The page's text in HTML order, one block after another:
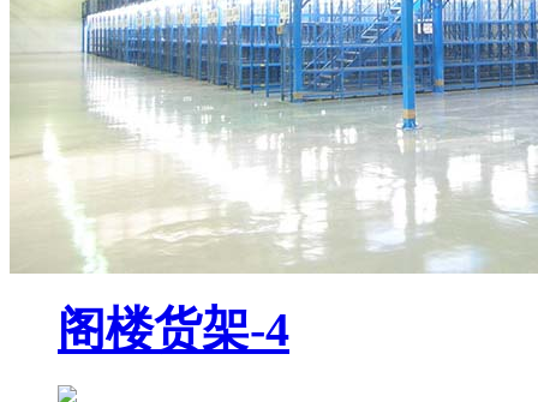
阁楼货架-4